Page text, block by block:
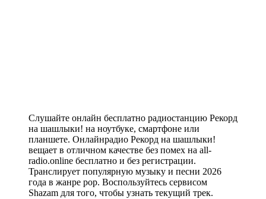
Слушайте онлайн бесплатно радиостанцию Рекорд
на шашлыки! на ноутбуке, смартфоне или
планшете. Онлайнрадио Рекорд на шашлыки!
вещает в отличном качестве без помех на all-
radio.online бесплатно и без регистрации.
Транслирует популярную музыку и песни 2026
года в жанре pop. Воспользуйтесь сервисом
Shazam для того, чтобы узнать текущий трек.